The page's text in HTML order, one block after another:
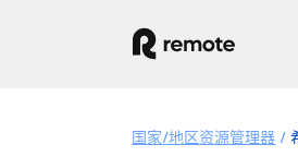
国家/地区资源管理器